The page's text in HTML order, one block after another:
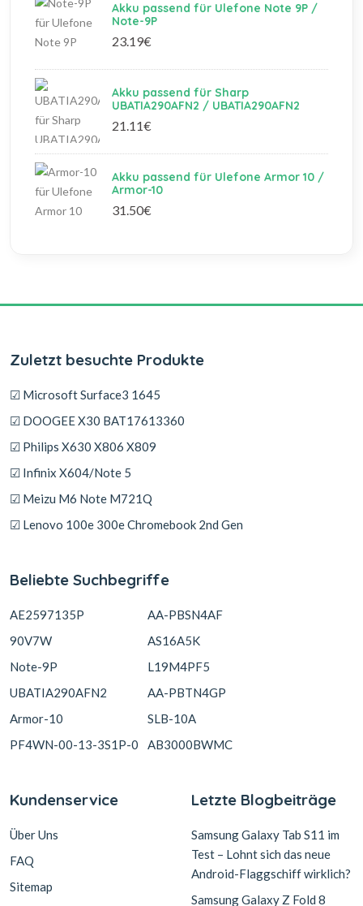
Akku passend für Ulefone Note 9P /
Note-9P
23.19€
Akku passend für Sharp
UBATIA290AFN2 / UBATIA290AFN2
21.11€
Akku passend für Ulefone Armor 10 /
Armor-10
31.50€
Zuletzt besuchte Produkte
☑ Microsoft Surface3 1645
☑ DOOGEE X30 BAT17613360
☑ Philips X630 X806 X809
☑ Infinix X604/Note 5
☑ Meizu M6 Note M721Q
☑ Lenovo 100e 300e Chromebook 2nd Gen
Beliebte Suchbegriffe
AE2597135P
90V7W
Note-9P
UBATIA290AFN2
Armor-10
PF4WN-00-13-3S1P-0
AA-PBSN4AF
AS16A5K
L19M4PF5
AA-PBTN4GP
SLB-10A
AB3000BWMC
Kundenservice
Über Uns
FAQ
Sitemap
Letzte Blogbeiträge
Samsung Galaxy Tab S11 im
Test – Lohnt sich das neue
Android-Flaggschiff wirklich?
Samsung Galaxy Z Fold 8